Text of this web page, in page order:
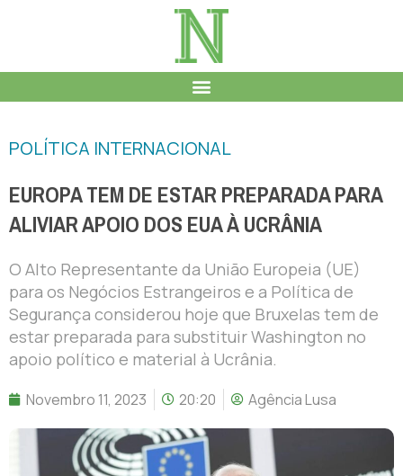
POLÍTICA INTERNACIONAL
EUROPA TEM DE ESTAR PREPARADA PARA
ALIVIAR APOIO DOS EUA À UCRÂNIA
O Alto Representante da União Europeia (UE)
para os Negócios Estrangeiros e a Política de
Segurança considerou hoje que Bruxelas tem de
estar preparada para substituir Washington no
apoio político e material à Ucrânia.
Novembro 11, 2023 20:20 Agência Lusa